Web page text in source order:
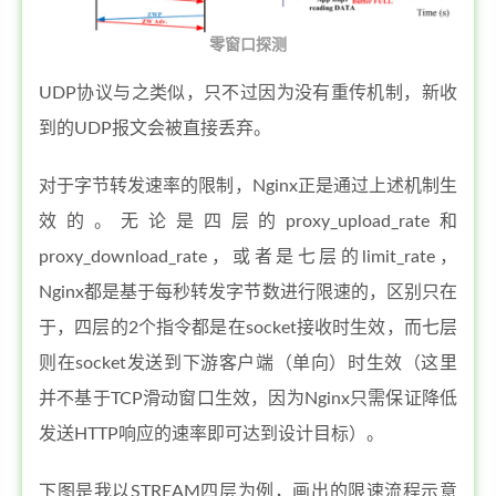
零窗口探测
UDP协议与之类似，只不过因为没有重传机制，新收
到的UDP报文会被直接丢弃。
对于字节转发速率的限制，Nginx正是通过上述机制生
效的。无论是四层的proxy_upload_rate和
proxy_download_rate，或者是七层的limit_rate，
Nginx都是基于每秒转发字节数进行限速的，区别只在
于，四层的2个指令都是在socket接收时生效，而七层
则在socket发送到下游客户端（单向）时生效（这里
并不基于TCP滑动窗口生效，因为Nginx只需保证降低
发送HTTP响应的速率即可达到设计目标）。
下图是我以STREAM四层为例，画出的限速流程示意